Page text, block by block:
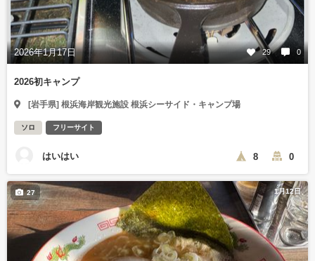
2026年1月17日 29 0
2026初キャンプ
[岩手県] 根浜海岸観光施設 根浜シーサイド・キャンプ場
ソロ フリーサイト
はいはい 8 0
1月12日
27